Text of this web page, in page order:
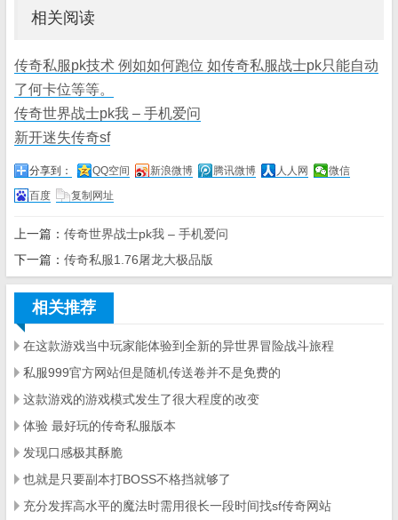
相关阅读
传奇私服pk技术 例如如何跑位 如传奇私服战士pk只能自动
了何卡位等等。
传奇世界战士pk我 – 手机爱问
新开迷失传奇sf
分享到： QQ空间 新浪微博 腾讯微博 人人网
微信
百度
复制网址
上一篇： 传奇世界战士pk我 – 手机爱问
下一篇： 传奇私服1.76屠龙大极品版
相关推荐
在这款游戏当中玩家能体验到全新的异世界冒险战斗旅程
私服999官方网站但是随机传送卷并不是免费的
这款游戏的游戏模式发生了很大程度的改变
体验 最好玩的传奇私服版本
发现口感极其酥脆
也就是只要副本打BOSS不格挡就够了
充分发挥高水平的魔法时需用很长一段时间找sf传奇网站